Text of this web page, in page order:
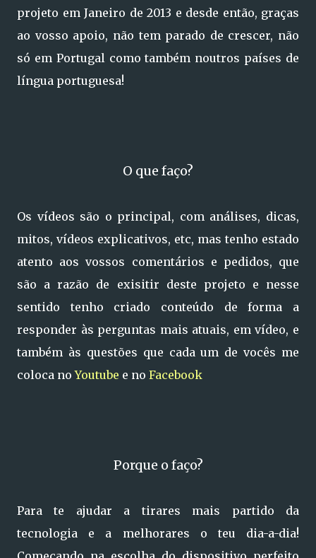
projeto em Janeiro de 2013 e desde então, graças
ao vosso apoio, não tem parado de crescer, não
só em Portugal como também noutros países de
língua portuguesa!
O que faço?
Os vídeos são o principal, com análises, dicas,
mitos, vídeos explicativos, etc, mas tenho estado
atento aos vossos comentários e pedidos, que
são a razão de exisitir deste projeto e nesse
sentido tenho criado conteúdo de forma a
responder às perguntas mais atuais, em vídeo, e
também às questões que cada um de vocês me
coloca noYoutube e no Facebook
Porque o faço?
Para te ajudar a tirares mais partido da
tecnologia e a melhorares o teu dia-a-dia!